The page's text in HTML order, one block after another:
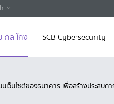
กล โกง SCB Cybersecurity
เว็บไซต์ของธนาคาร เพื่อสร้างประสบก